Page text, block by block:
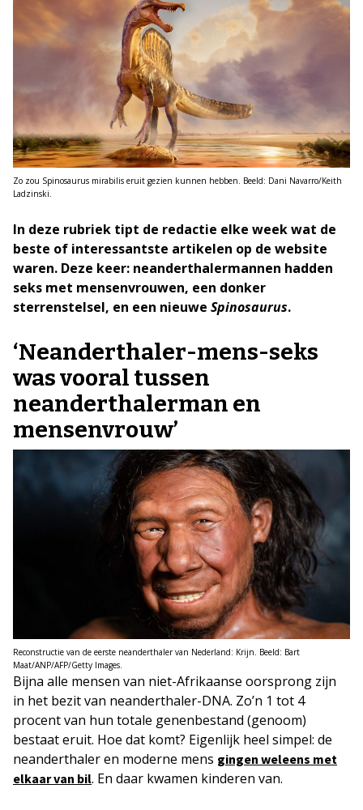
Zo zou Spinosaurus mirabilis eruit gezien kunnen hebben. Beeld: Dani Navarro/Keith
Ladzinski.
In deze rubriek tipt de redactie elke week wat de
beste of interessantste artikelen op de website
waren. Deze keer: neanderthalermannen hadden
seks met mensenvrouwen, een donker
sterrenstelsel, en een nieuwe Spinosaurus.
‘Neanderthaler-mens-seks
was vooral tussen
neanderthalerman en
mensenvrouw’
Reconstructie van de eerste neanderthaler van Nederland: Krijn. Beeld: Bart
Maat/ANP/AFP/Getty Images.
Bijna alle mensen van niet-Afrikaanse oorsprong zijn
in het bezit van neanderthaler-DNA. Zo’n 1 tot 4
procent van hun totale genenbestand (genoom)
bestaat eruit. Hoe dat komt? Eigenlijk heel simpel: de
neanderthaler en moderne mens gingen weleens met
elkaar van bil. En daar kwamen kinderen van.